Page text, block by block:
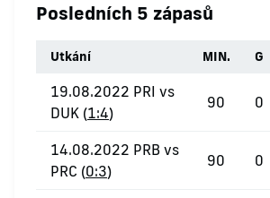
Posledních 5 zápasů
Utkání MIN. G
19.08.2022 PRI vs
DUK (1:4)
90 0
14.08.2022 PRB vs
PRC (0:3)
90 0